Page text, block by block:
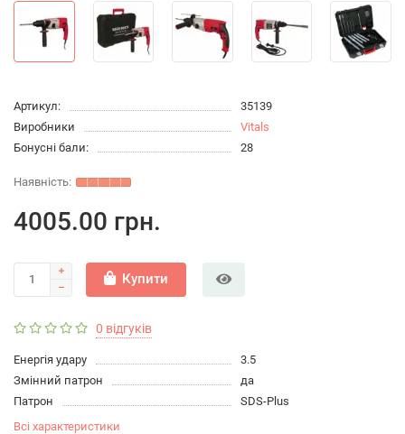
Артикул:
35139
Виробники
Vitals
Бонусні бали:
28
4005.00 грн.
Купити
0 відгуків
Енергія удару
3.5
Змінний патрон
да
Патрон
SDS-Plus
Всі характеристики